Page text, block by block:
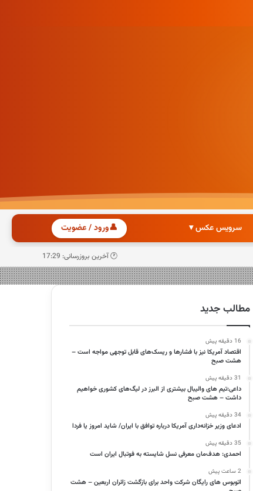
سرویس عکس ▾ 👤ورود / عضویت
🕐 آخرین بروزرسانی: 17:29
مطالب جدید
16 دقیقه پیش
اقتصاد آمریکا نیز با فشارها و ریسک‌های قابل توجهی مواجه است –
هشت صبح
31 دقیقه پیش
داعی:تیم های والیبال بیشتری از البرز در لیگ‌های کشوری خواهیم
داشت – هشت صبح
34 دقیقه پیش
ادعای وزیر خزانه‌داری آمریکا درباره توافق با ایران/ شاید امروز یا فردا
35 دقیقه پیش
احمدی: هدف‌مان معرفی نسل شایسته به فوتبال ایران است
2 ساعت پیش
اتوبوس های رایگان شرکت واحد برای بازگشت زائران اربعین – هشت